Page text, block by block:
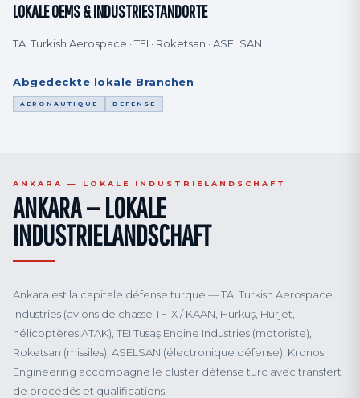
LOKALE OEMS & INDUSTRIESTANDORTE
TAI Turkish Aerospace · TEI · Roketsan · ASELSAN
Abgedeckte lokale Branchen
AERONAUTIQUE DEFENSE
ANKARA — LOKALE INDUSTRIELANDSCHAFT
ANKARA — LOKALE
INDUSTRIELANDSCHAFT
Ankara est la capitale défense turque — TAI Turkish Aerospace
Industries (avions de chasse TF-X / KAAN, Hürkuş, Hürjet,
hélicoptères ATAK), TEI Tusaş Engine Industries (motoriste),
Roketsan (missiles), ASELSAN (électronique défense). Kronos
Engineering accompagne le cluster défense turc avec transfert
de procédés et qualifications.